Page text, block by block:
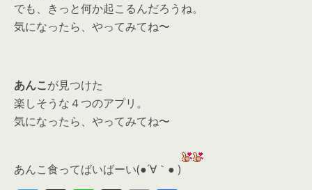
でも、きっと何か起こるんだろうね。
気になったら、やってみてね〜
あんこが見つけた
楽しそうな４つのアプリ。
気になったら、 やってみてね〜
あんこ食ってばいばーい(●´∀｀● )